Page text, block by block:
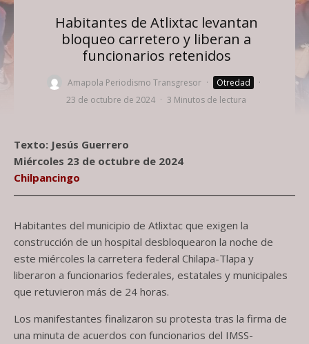
Habitantes de Atlixtac levantan
bloqueo carretero y liberan a
funcionarios retenidos
Amapola Periodismo Transgresor · Otredad
·
23 de octubre de 2024 · 3 Minutos de lectura
Texto: Jesús Guerrero
Miércoles 23 de octubre de 2024
Chilpancingo
Habitantes del municipio de Atlixtac que exigen la
construcción de un hospital desbloquearon la noche de
este miércoles la carretera federal Chilapa-Tlapa y
liberaron a funcionarios federales, estatales y municipales
que retuvieron más de 24 horas.
Los manifestantes finalizaron su protesta tras la firma de
una minuta de acuerdos con funcionarios del IMSS-